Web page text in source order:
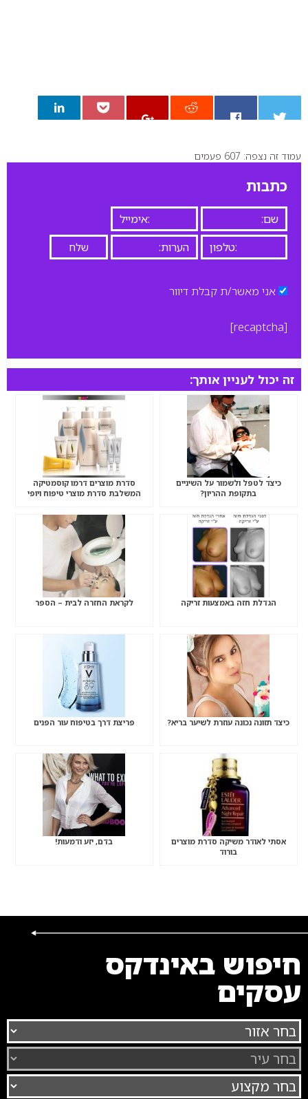
0
עמוד זה נצפה: 607 פעמים
כתבות
אני מאשר/ת קבלת דיוור
[recaptcha]
זה יכול לעניין אותך:
כיצד לטפל ולשמור על השיניים
בתקופת ההריון?
סדרת מוצרים דרמו קוסמטיקה
המשלבת סדרת מוצרי טיפוח ויופי
הגדלת חזה באמצעות זריקה לקראת החזרה לבית – הספר
כיצד תזונה נכונה עוזרת לשיער בריא? פריצת דרך בטיפוח עור הפנים
אסתי לאודר משיקה סדרת מוצרים
בורוד
בדם, יזע ודמעות!
חיפוש באינדקס
עסקים